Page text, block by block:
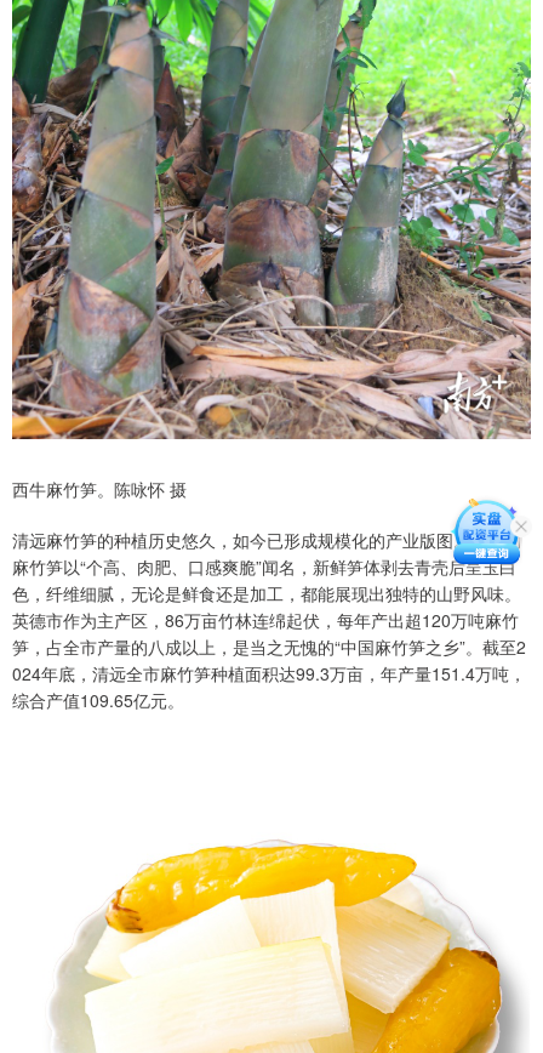
西牛麻竹笋。陈咏怀 摄
清远麻竹笋的种植历史悠久，如今已形成规模化的产业版图。这里的
麻竹笋以“个高、肉肥、口感爽脆”闻名，新鲜笋体剥去青壳后呈玉白
色，纤维细腻，无论是鲜食还是加工，都能展现出独特的山野风味。
英德市作为主产区，86万亩竹林连绵起伏，每年产出超120万吨麻竹
笋，占全市产量的八成以上，是当之无愧的“中国麻竹笋之乡”。截至2
024年底，清远全市麻竹笋种植面积达99.3万亩，年产量151.4万吨，
综合产值109.65亿元。